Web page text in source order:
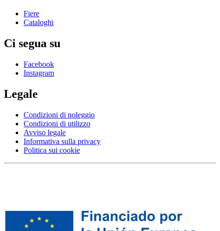
Fiere
Cataloghi
Ci segua su
Facebook
Instagram
Legale
Condizioni di noleggio
Condizioni di utilizzo
Avviso legale
Informativa sulla privacy
Politica sui cookie